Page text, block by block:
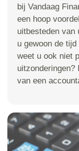
bij Vandaag
een hoop
uitbesteden van
u gewoon de
weet u ook niet
van een